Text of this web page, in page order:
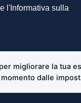
l'Informativa sulla
Gree